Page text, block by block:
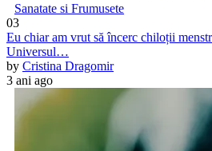
Sanatate si Frumusete
03
Eu chiar am vrut să încerc chiloții
Universul…
by Cristina Dragomir
3 ani ago